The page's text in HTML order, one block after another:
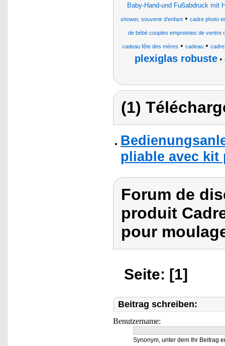
Baby-Hand-und Fußabdruck mit
shower, souvenir d'enfant • cadre photo
de bébé couples empreintes de ventre
cadeau fête des mères • cadeau•
plexiglas robuste•
(1)
pliable avec kit
Forum de
produit
pour
Seite: [1]
Beitrag schreiben:
Benutzername:
Synonym, unter dem Ihr Beitrag